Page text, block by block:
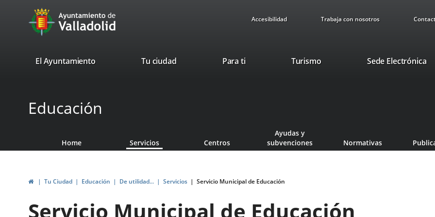
Portal
Web
Ayuntamiento
Valladolid
Accesibilidad Trabaja con nosotros
valladolid.es
El Ayuntamiento Tu ciudad Para ti TurismoThis
window.
Sede Electrónica
Educación
Home Servicios Centros
Ayudas y
subvenciones
Normativas
HomeTu Ciudad Educación De utilidad... Servicios Servicio Municipal de Educación
Servicio Municipal de Educación